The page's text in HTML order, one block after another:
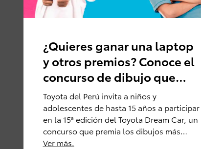
¿Quieres ganar una laptop
y otros premios? Conoce el
concurso de dibujo que
promueve Toyota del Perú
Toyota del Perú invita a niños y
adolescentes de hasta 15 años a participar
en la 15ª edición del Toyota Dream Car, un
concurso que premia los dibujos más
creativos sobre el futuro de la movilidad.
Ver más.